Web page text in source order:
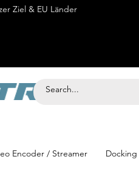
Ziel & EU Länder
Encoder / Streamer